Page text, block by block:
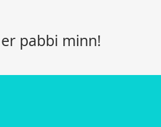
pabbi minn!